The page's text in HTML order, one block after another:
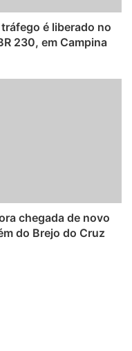
é liberado no
230, em Campina
chegada de novo
do Brejo do Cruz